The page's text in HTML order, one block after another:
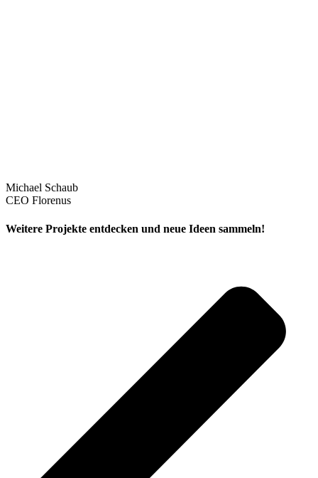
Michael Schaub
CEO Florenus
Weitere Projekte entdecken und neue Ideen sammeln!